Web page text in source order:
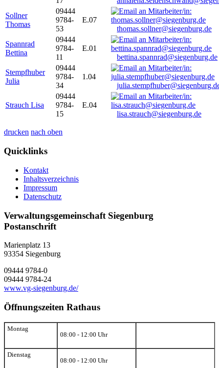
Sollner
Thomas
09444
9784-
53
E.07
thomas.sollner@siegenburg.de
Spannrad
Bettina
09444
9784-
11
E.01
bettina.spannrad@siegenburg.de
Stempfhuber
Julia
09444
9784-
34
1.04
Strauch Lisa
09444
9784-
15
E.04
lisa.strauch@siegenburg.de
drucken nach oben
Quicklinks
Kontakt
Inhaltsverzeichnis
Impressum
Datenschutz
Verwaltungsgemeinschaft Siegenburg
Postanschrift
Marienplatz 13
93354 Siegenburg
09444 9784-0
09444 9784-24
www.vg-siegenburg.de/
Öffnungszeiten Rathaus
Montag
08:00 - 12:00 Uhr
Dienstag
08:00 - 12:00 Uhr